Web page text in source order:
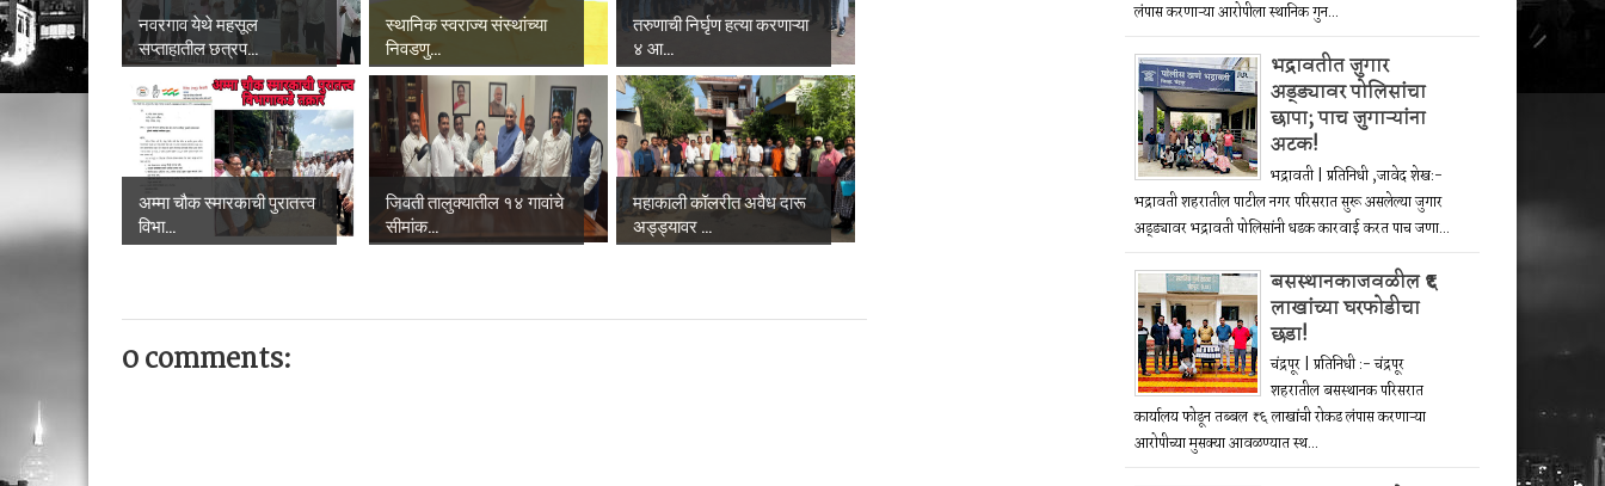
नवरगाव येथे महसूल
सप्ताहातील छत्रप...
स्थानिक स्वराज्य संस्थांच्या
निवडणु...
तरुणाची निर्घृण हत्या करणाऱ्या
४ आ...
अम्मा चौक स्मारकाची पुरातत्त्व
विभा...
जिवती तालुक्यातील १४ गावांचे
सीमांक...
महाकाली कॉलरीत अवैध दारू
अड्ड्यावर ...
0 comments:
लंपास करणाऱ्या आरोपीला स्थानिक गुन...
भद्रावतीत जुगार
अड्ड्यावर पोलिसांचा
छापा; पाच जुगाऱ्यांना
अटक!
भद्रावती | प्रतिनिधी ,जावेद शेख:-
भद्रावती शहरातील पाटील नगर परिसरात सुरू असलेल्या जुगार
अड्ड्यावर भद्रावती पोलिसांनी धडक कारवाई करत पाच जणा...
बसस्थानकाजवळील ₹६
लाखांच्या घरफोडीचा
छडा!
चंद्रपूर | प्रतिनिधी :- चंद्रपूर
शहरातील बसस्थानक परिसरात
कार्यालय फोडून तब्बल ₹६ लाखांची रोकड लंपास करणाऱ्या
आरोपीच्या मुसक्या आवळण्यात स्थ...